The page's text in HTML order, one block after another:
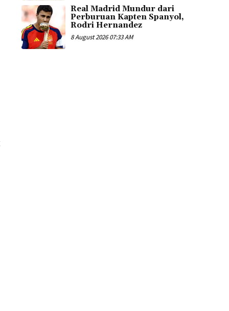
Real Madrid Mundur dari
Perburuan Kapten Spanyol,
Rodri Hernandez
8 August 2026 07:33 AM